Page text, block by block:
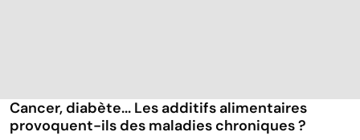
Cancer, diabète... Les additifs alimentaires
provoquent-ils des maladies chroniques ?